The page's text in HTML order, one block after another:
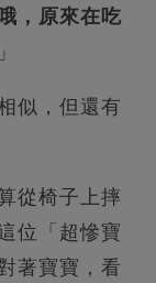
，原來在吃
」
似，但還有
從椅子上摔
位「超慘寶
著寶寶，看